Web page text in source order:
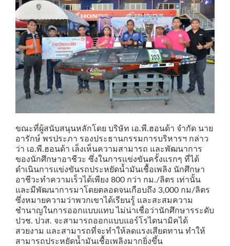
ขณะที่ผู้สนับสนุนหลักโดย บริษัท เอ.พี.ฮอนด้า จำกัด นาย
อารักษ์ พรประภา รองประธานกรรมการบริหารฯ กล่าว
ว่า เอ.พี.ฮอนด้า เล็งเห็นความสามารถ และพัฒนาการ
ของนักศึกษาอาชีวะ ซึ่งในการแข่งขันครั้งแรกๆ ที่ได้
ดำเนินการแข่งขันรถประหยัดน้ำมันเชื้อเพลิง นักศึกษา
อาชีวะทำความเร็วได้เพียง 800 กว่า กม./ลิตร เท่านั้น
และมีพัฒนาการมาโดยตลอดจนเกือบถึง 3,000 กม/ลิตร
ซึ่งหมายความว่าพวกเขาได้เรียนรู้ และสะสมความ
ชำนาญในการออกแบบแทบ ไม่น่าเชื่อว่านักศึกษารระดับ
ปวช. ปวส. จะสามารถออกแบบแอร์โรไดนามิคได้
สวยงาม และสามารถที่จะทำให้ลดแรงเสียดทาน ทำให้
สามารถประหยัดน้ำมันเชื้อเพลิงมากยิ่งขึ้น